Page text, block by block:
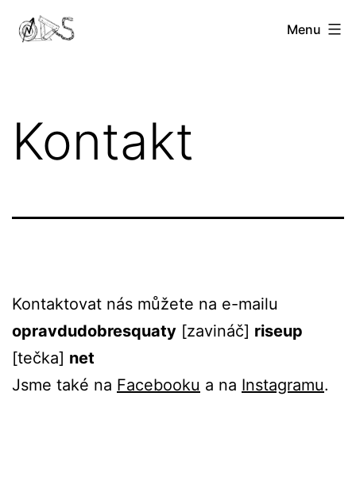
Přejít
Opravdu
Menu
Kontakt
Kontaktovat nás můžete na e-mailu
opravdudobresquaty [zavináč] riseup
[tečka] net
Jsme také na Facebooku a na Instagramu.